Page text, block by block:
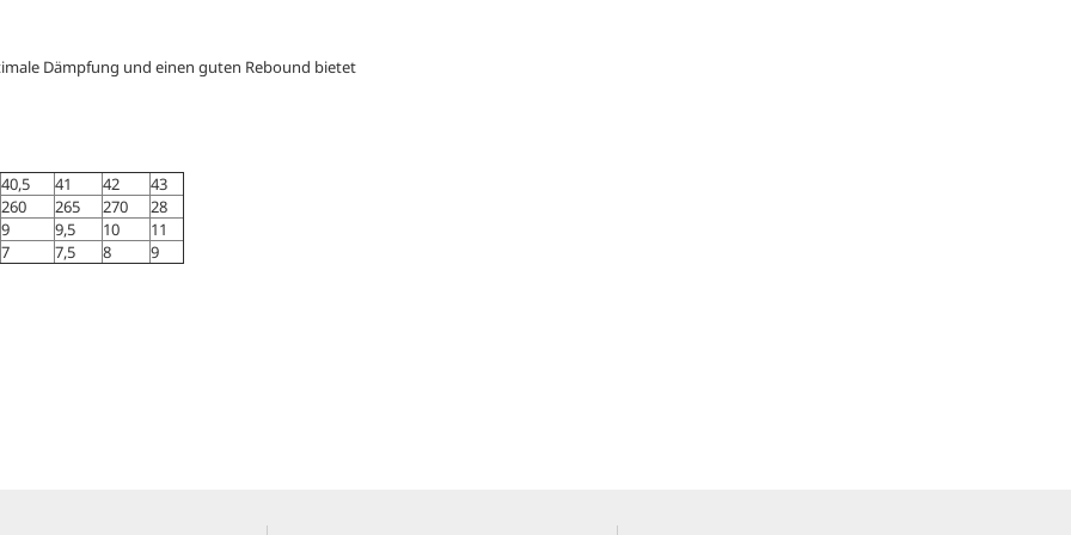
Dämpfung und einen guten Rebound bietet
40,5 41 42
43
260
265 270
28
9
9,5 10
11
7
7,5 8 9